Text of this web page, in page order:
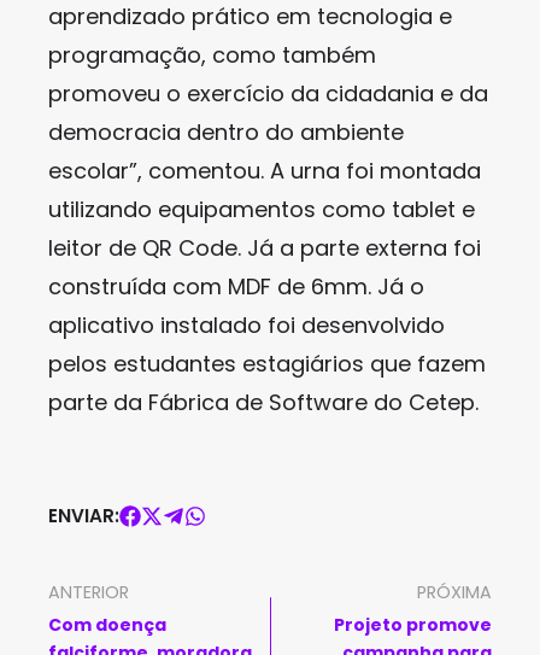
aprendizado prático em tecnologia e
programação, como também
promoveu o exercício da cidadania e da
democracia dentro do ambiente
escolar”, comentou. A urna foi montada
utilizando equipamentos como tablet e
leitor de QR Code. Já a parte externa foi
construída com MDF de 6mm. Já o
aplicativo instalado foi desenvolvido
pelos estudantes estagiários que fazem
parte da Fábrica de Software do Cetep.
ENVIAR:
ANTERIOR
Com doença
PRÓXIMA
Projeto promove